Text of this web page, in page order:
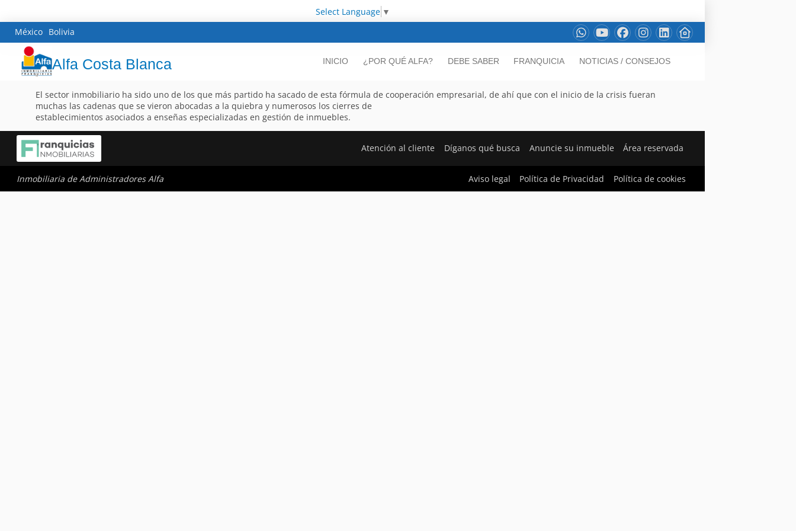
Select Language ▼
México Bolivia
Alfa Costa Blanca INICIO ¿POR QUÉ ALFA? DEBE SABER FRANQUICIA NOTICIAS / CONSEJOS
El sector inmobiliario ha sido uno de los que más partido ha sacado de esta fórmula de cooperación empresarial, de ahí que con el inicio de la crisis fueran
muchas las cadenas que se vieron abocadas a la quiebra y numerosos los cierres de
establecimientos asociados a enseñas especializadas en gestión de inmuebles.
Atención al cliente Díganos qué busca Anuncie su inmueble Área reservada
Inmobiliaria de Administradores Alfa Aviso legal Política de Privacidad Política de cookies